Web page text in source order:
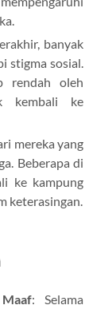
banyak
stigma sosial.
rendah oleh
kembali ke
mereka yang
Beberapa di
ke kampung
keterasingan.
: Selama